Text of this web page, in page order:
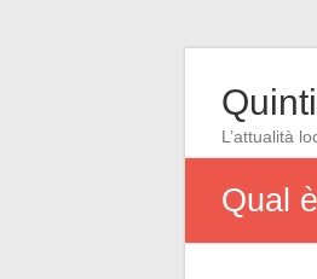
L’attualità
Qual